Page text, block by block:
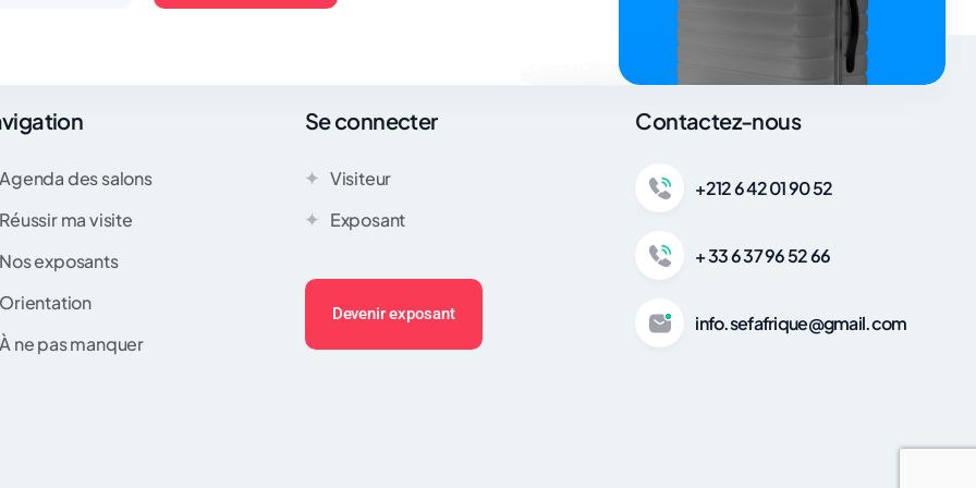
Agenda des salons
Réussir ma visite
Nos exposants
Orientation
À ne pas manquer
Se connecter
Visiteur
Exposant
Devenir exposant
Contactez-nous
+212 6 42 01 90 52
+ 33 6 37 96 52 66
info.sefafrique@gmail.com